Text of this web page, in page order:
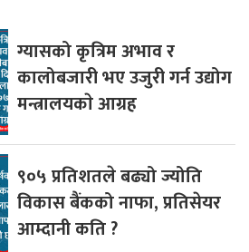
ग्यासको कृत्रिम अभाव र
कालोबजारी भए उजुरी गर्न उद्योग
मन्त्रालयकाे आग्रह
९०५ प्रतिशतले बढ्यो ज्योति
विकास बैंकको नाफा, प्रतिसेयर
आम्दानी कति ?